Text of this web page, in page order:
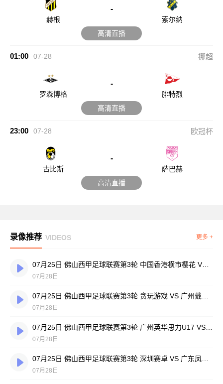
赫根
-
索尔纳
高清直播
01:00 07-28 挪超
罗森博格
-
腓特烈
高清直播
23:00 07-28 欧冠杯
古比斯
-
萨巴赫
高清直播
录像推荐 VIDEOS 更多 +
07月25日 佛山西甲足球联赛第3轮 中国香港横市樱花 VS 吉图省实青年 全场录像
07月28日
07月28日
07月28日
07月28日